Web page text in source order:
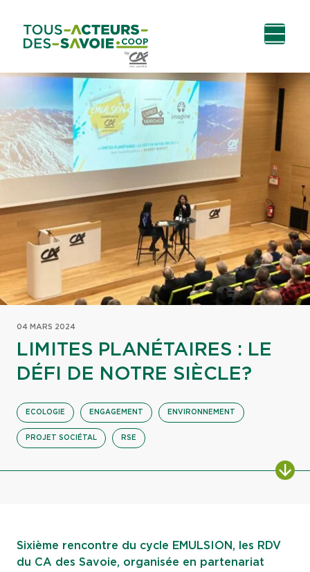
contenu
principal
04 MARS 2024
LIMITES PLANÉTAIRES : LE
DÉFI DE NOTRE SIÈCLE?
ECOLOGIE ENGAGEMENT ENVIRONNEMENT
PROJET SOCIÉTAL RSE
Sixième rencontre du cycle EMULSION, les RDV
du CA des Savoie, organisée en partenariat